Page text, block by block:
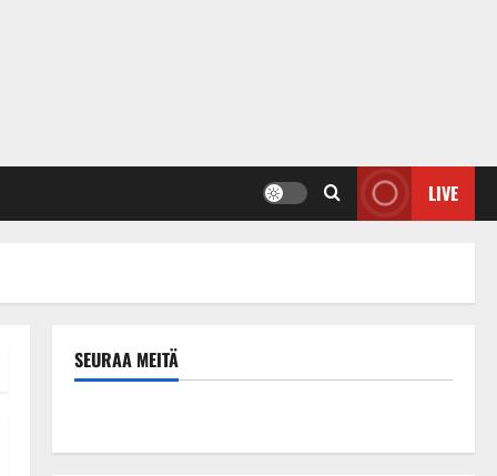
LIVE
SEURAA MEITÄ